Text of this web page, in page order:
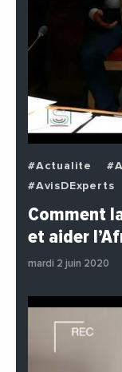
#Actualite
#AvisDExperts
#Politique
Comment
et aider
mardi 2 juin 2020